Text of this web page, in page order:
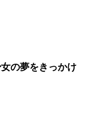
の夢をきっかけ